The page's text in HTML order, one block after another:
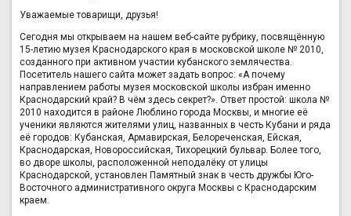
Уважаемые товарищи, друзья!
Сегодня мы открываем на нашем веб-сайте рубрику, посвящённую
15-летию музея Краснодарского края в московской школе № 2010,
созданного при активном участии кубанского землячества.
Посетитель нашего сайта может задать вопрос: «А почему
направлением работы музея московской школы избран именно
Краснодарский край? В чём здесь секрет?». Ответ простой: школа №
2010 находится в районе Люблино города Москвы, и многие её
ученики являются жителями улиц, названных в честь Кубани и ряда
её городов: Кубанская, Армавирская, Белореченская, Ейская,
Краснодарская, Новороссийская, Тихорецкий бульвар. Более того,
во дворе школы, расположенной неподалёку от улицы
Краснодарской, установлен Памятный знак в честь дружбы Юго-
Восточного административного округа Москвы с Краснодарским
краем.